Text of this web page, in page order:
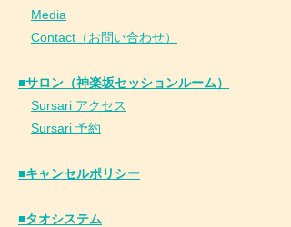
Media
Contact（お問い合わせ）
■サロン（神楽坂セッションルーム）
Sursari アクセス
Sursari 予約
​■キャンセルポリシー
■タオシステム